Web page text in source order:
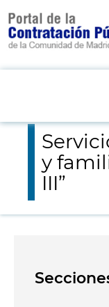
contenido
principal
MenúServicios
y
III”